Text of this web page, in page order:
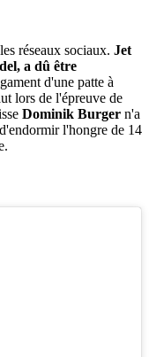
réseaux sociaux. Jet
a dû être
d'une patte à
lors de l'épreuve de
Dominik Burger n'a
l'hongre de 14